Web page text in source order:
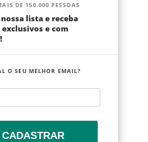
DE 150.000 PESSOAS
lista e receba
e com
O SEU MELHOR EMAIL?
CADASTRAR